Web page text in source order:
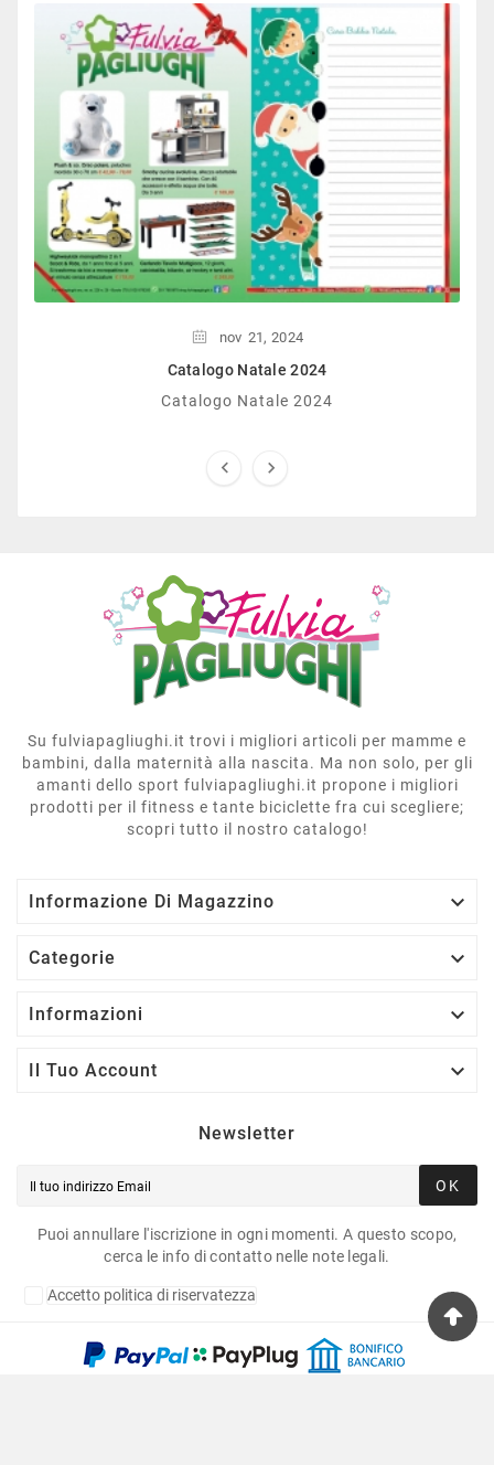
nov 21, 2024
Catalogo Natale 2024
Catalogo Natale 2024
 
Su fulviapagliughi.it trovi i migliori articoli per mamme e
bambini, dalla maternità alla nascita. Ma non solo, per gli
amanti dello sport fulviapagliughi.it propone i migliori
prodotti per il fitness e tante biciclette fra cui scegliere;
scopri tutto il nostro catalogo!
Informazione Di Magazzino 
Categorie 
Informazioni 
Il Tuo Account 
Newsletter
OK
Puoi annullare l'iscrizione in ogni momenti. A questo scopo,
cerca le info di contatto nelle note legali.
Accetto politica di riservatezza